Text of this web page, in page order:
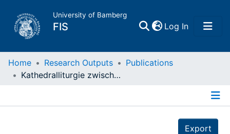
University of Bamberg
FIS Log In(current)
Home
Home Research Outputs
Publications
Kathedralliturgie zwischen Tradition und Wandel : zur mittelalterlichen Geschichte der Bamberger Domliturgie im Bereich des Triduum sacrum
Export